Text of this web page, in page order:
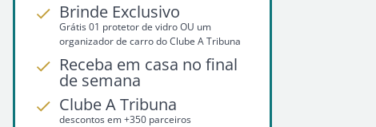
Brinde Exclusivo
Grátis 01 protetor de vidro OU um
organizador de carro do Clube A Tribuna
Receba em casa no final
de semana
Clube A Tribuna
descontos em +350 parceiros